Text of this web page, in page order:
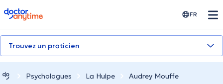
doctoranytime FR
Trouvez un praticien
Psychologues La Hulpe Audrey Mouffe